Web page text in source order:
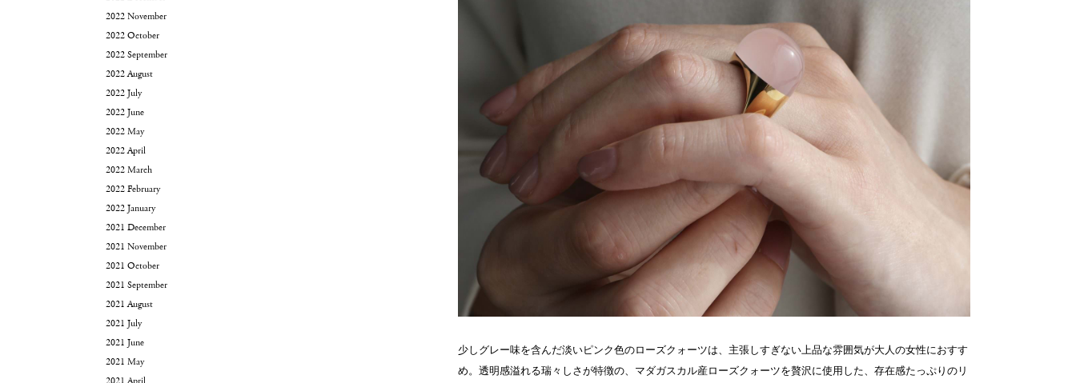
少しグレー味を含んだ淡いピンク色のローズクォーツは、主張しすぎない上品な雰囲気が大人の女性におすす
め。透明感溢れる瑞々しさが特徴の、マダガスカル産ローズクォーツを贅沢に使用した、存在感たっぷりのリ
2022 November
2022 October
2022 September
2022 August
2022 July
2022 June
2022 May
2022 April
2022 March
2022 February
2022 January
2021 December
2021 November
2021 October
2021 September
2021 August
2021 July
2021 June
2021 May